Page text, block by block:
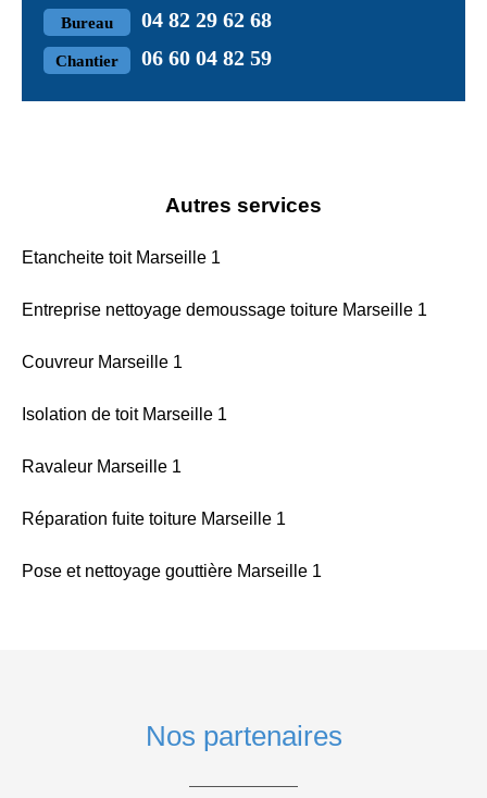
Bureau 04 82 29 62 68
Chantier 06 60 04 82 59
Autres services
Etancheite toit Marseille 1
Entreprise nettoyage demoussage toiture Marseille 1
Couvreur Marseille 1
Isolation de toit Marseille 1
Ravaleur Marseille 1
Réparation fuite toiture Marseille 1
Pose et nettoyage gouttière Marseille 1
Nos partenaires